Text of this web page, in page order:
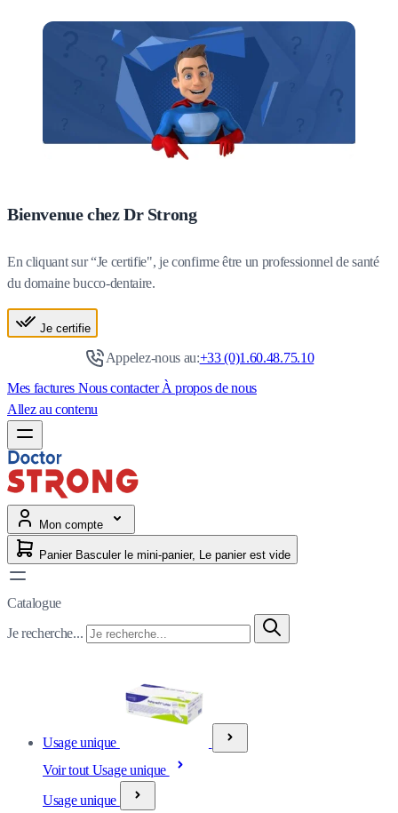
Bienvenue chez Dr Strong
En cliquant sur “Je certifie", je confirme être un professionnel de santé
du domaine bucco-dentaire.
Je certifie
Appelez-nous au:+33 (0)1.60.48.75.10
Mes factures Nous contacterÀ propos de nous
Allez au contenu
Mon compte
Panier Basculer le mini-panier, Le panier est vide
Catalogue
Je recherche...
Usage unique
Voir tout Usage unique
Usage unique